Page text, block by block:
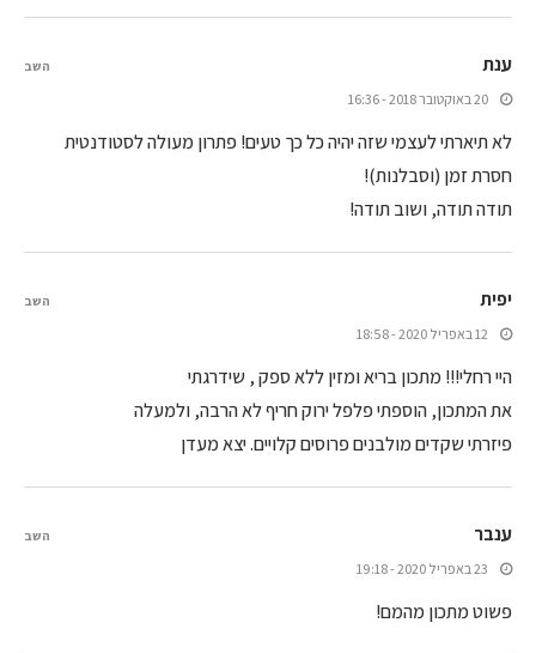
ענת
20 באוקטובר 2018 - 16:36
לא תיארתי לעצמי שזה יהיה כל כך טעים! פתרון מעולה לסטודנטית
חסרת זמן (וסבלנות)!
תודה תודה, ושוב תודה!
השב
יפית
12 באפריל 2020 - 18:58
היי רחלי!!! מתכון בריא ומזין ללא ספק , שידרגתי
את המתכון, הוספתי פלפל ירוק חריף לא הרבה, ולמעלה
פיזרתי שקדים מולבנים פרוסים קלויים. יצא מעדן
השב
ענבר
23 באפריל 2020 - 19:18
פשוט מתכון מהמם!
השב